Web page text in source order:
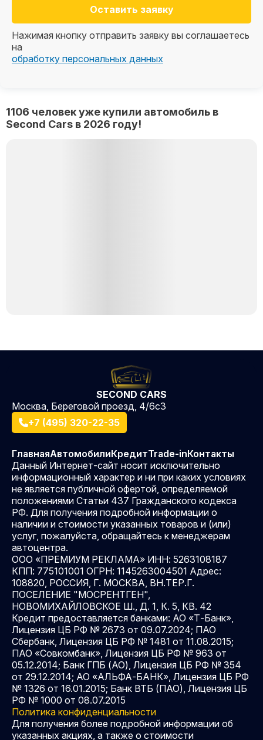
Оставить заявку
Нажимая кнопку отправить заявку вы соглашаетесь
на
обработку персональных данных
1106 человек уже купили автомобиль в
Second Cars в 2026 году!
SECOND CARS
Москва, Береговой проезд, 4/6с3
+7 (495) 320-22-35
ГлавнаяАвтомобилиКредитTrade-inКонтакты
Данный Интернет-сайт носит исключительно
информационный характер и ни при каких условиях
не является публичной офертой, определяемой
положениями Статьи 437 Гражданского кодекса
РФ. Для получения подробной информации о
наличии и стоимости указанных товаров и (или)
услуг, пожалуйста, обращайтесь к менеджерам
автоцентра.
ООО «ПРЕМИУМ РЕКЛАМА» ИНН: 5263108187
КПП: 775101001 ОГРН: 1145263004501 Адрес:
108820, РОССИЯ, Г. МОСКВА, ВН.ТЕР.Г.
ПОСЕЛЕНИЕ "МОСРЕНТГЕН",
НОВОМИХАЙЛОВСКОЕ Ш., Д. 1, К. 5, КВ. 42
Кредит предоставляется банками: АО «Т-Банк»,
Лицензия ЦБ РФ № 2673 от 09.07.2024; ПАО
Сбербанк, Лицензия ЦБ РФ № 1481 от 11.08.2015;
ПАО «Совкомбанк», Лицензия ЦБ РФ № 963 от
05.12.2014; Банк ГПБ (АО), Лицензия ЦБ РФ № 354
от 29.12.2014; АО «АЛЬФА-БАНК», Лицензия ЦБ РФ
№ 1326 от 16.01.2015; Банк ВТБ (ПАО), Лицензия ЦБ
РФ № 1000 от 08.07.2015
Политика конфиденциальности
Для получения более подробной информации об
указанных акциях, а также о стоимости